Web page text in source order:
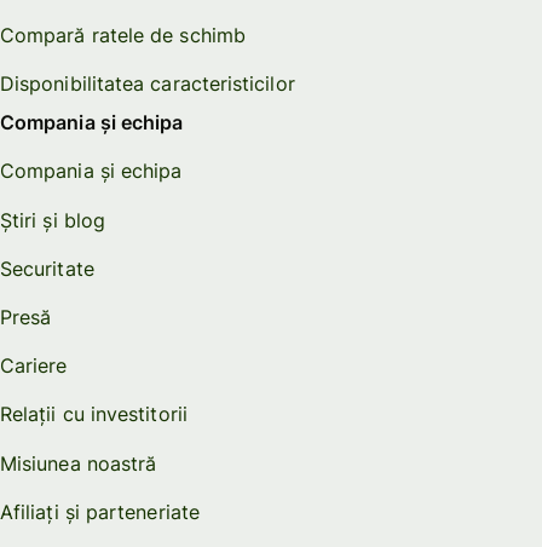
Compară ratele de schimb
Disponibilitatea caracteristicilor
Compania și echipa
Compania și echipa
Știri și blog
Securitate
Presă
Cariere
Relații cu investitorii
Misiunea noastră
Afiliați și parteneriate